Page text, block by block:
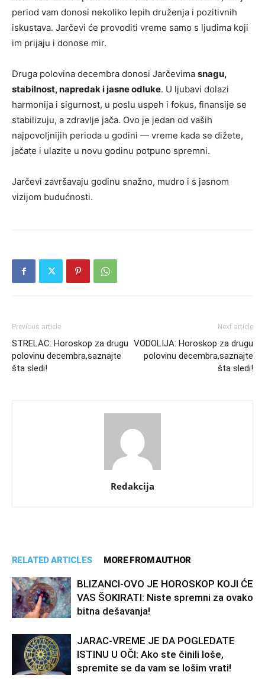
period vam donosi nekoliko lepih druženja i pozitivnih
iskustava. Jarčevi će provoditi vreme samo s ljudima koji
im prijaju i donose mir.
Druga polovina decembra donosi Jarčevima snagu,
stabilnost, napredak i jasne odluke. U ljubavi dolazi
harmonija i sigurnost, u poslu uspeh i fokus, finansije se
stabilizuju, a zdravlje jača. Ovo je jedan od vaših
najpovoljnijih perioda u godini — vreme kada se dižete,
jačate i ulazite u novu godinu potpuno spremni.
Jarčevi završavaju godinu snažno, mudro i s jasnom
vizijom budućnosti.
Previous article
STRELAC: Horoskop za drugu
polovinu decembra,saznajte
šta sledi!
Next article
VODOLIJA: Horoskop za drugu
polovinu decembra,saznajte
šta sledi!
Redakcija
RELATED ARTICLES MORE FROM AUTHOR
BLIZANCI-OVO JE HOROSKOP KOJI ĆE
VAS ŠOKIRATI: Niste spremni za ovako
bitna dešavanja!
JARAC-VREME JE DA POGLEDATE
ISTINU U OČI: Ako ste činili loše,
spremite se da vam se lošim vrati!